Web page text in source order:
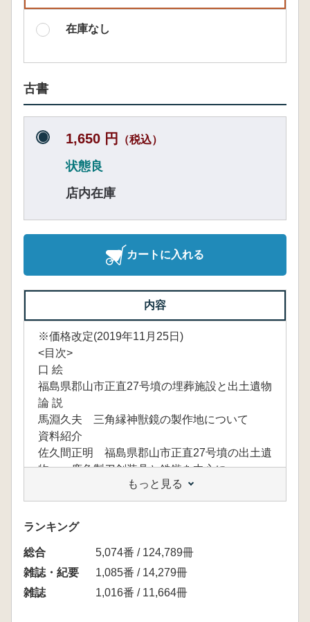
在庫なし
古書
1,650 円 （税込）
状態良
店内在庫
カートに入れる
内容
※価格改定(2019年11月25日)
<目次>
口 絵
福島県郡山市正直27号墳の埋葬施設と出土遺物
論 説
馬淵久夫 三角縁神獣鏡の製作地について
資料紹介
佐久間正明 福島県郡山市正直27号墳の出土遺
物 一鹿角製刀剣装具と鉄鏃を中心に一
谷 豊信 凹面に樹木紋および獣紋を有する平
瓦 中国河北省邯鄲趙王城出土
総会記念講演
高濱秀 中国と草原地帯における初期の金属製
馬具について
彙 報
もっと見る
ランキング
総合
5,074番 / 124,789冊
雑誌・紀要
1,085番 / 14,279冊
雑誌
1,016番 / 11,664冊